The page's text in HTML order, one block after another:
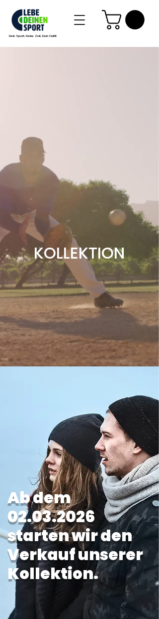
Dein Sport, Deine Zeit, Dein Outfit
KOLLEKTION
Ab dem
02.03.2026
starten wir den
Verkauf unserer
Kollektion.